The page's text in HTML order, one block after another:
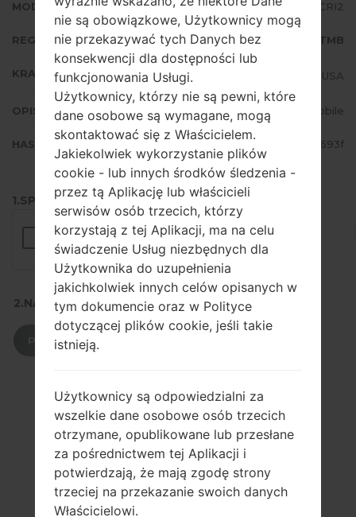
MODEM/CP WERSJA G930TUVU4CRI2
REGION TMB
KRAJ USA
OPIS T-Mobile
HASH c67607a239e0ea3387e76faa0815693f
1.SPRAWDŹ RECAPTCHA
2.NACIŚNIJ, ABY POBRAĆ
POBIERZ
nie są obowiązkowe, Użytkownicy mogą
nie przekazywać tych Danych bez
konsekwencji dla dostępności lub
funkcjonowania Usługi.
Użytkownicy, którzy nie są pewni, które
dane osobowe są wymagane, mogą
skontaktować się z Właścicielem.
Jakiekolwiek wykorzystanie plików
cookie - lub innych środków śledzenia -
przez tą Aplikację lub właścicieli
serwisów osób trzecich, którzy
korzystają z tej Aplikacji, ma na celu
świadczenie Usług niezbędnych dla
Użytkownika do uzupełnienia
jakichkolwiek innych celów opisanych w
tym dokumencie oraz w Polityce
dotyczącej plików cookie, jeśli takie
istnieją.
Użytkownicy są odpowiedzialni za
wszelkie dane osobowe osób trzecich
otrzymane, opublikowane lub przesłane
za pośrednictwem tej Aplikacji i
potwierdzają, że mają zgodę strony
trzeciej na przekazanie swoich danych
Właścicielowi.